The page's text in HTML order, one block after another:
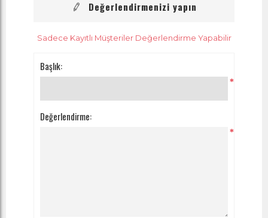
Değerlendirmenizi yapın
Sadece Kayıtlı Müşteriler Değerlendirme Yapabilir
Başlık:
*
Değerlendirme:
*